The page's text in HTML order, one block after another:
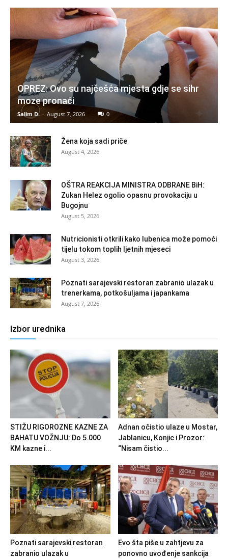
OPREZ: Ovo su najčešća mjesta gdje se sihr
moze pronaći
Salim D. - August 7, 2026 0
Žena koja sadi priče
August 4, 2026
OŠTRA REAKCIJA MINISTRA ODBRANE BiH:
Zukan Helez ogolio opasnu provokaciju u
Bugojnu
August 5, 2026
Nutricionisti otkrili kako lubenica može pomoći
tijelu tokom toplih ljetnih mjeseci
August 3, 2026
Poznati sarajevski restoran zabranio ulazak u
trenerkama, potkošuljama i japankama
August 7, 2026
Izbor urednika
STIŽU RIGOROZNE KAZNE ZA
BAHATU VOŽNJU: Do 5.000
KM kazne i...
Adnan očistio ulaze u Mostar,
Jablanicu, Konjic i Prozor:
“Nisam čistio...
Poznati sarajevski restoran
zabranio ulazak u
Evo šta piše u zahtjevu za
ponovno uvođenje sankcija